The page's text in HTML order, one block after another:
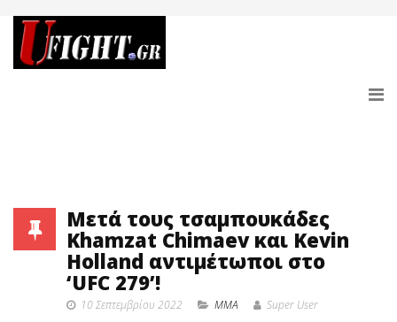
Μετά τους τσαμπουκάδες
Khamzat Chimaev και Kevin
Holland αντιμέτωποι στο
‘UFC 279’!
10 Σεπτεμβρίου 2022 MMA Super User